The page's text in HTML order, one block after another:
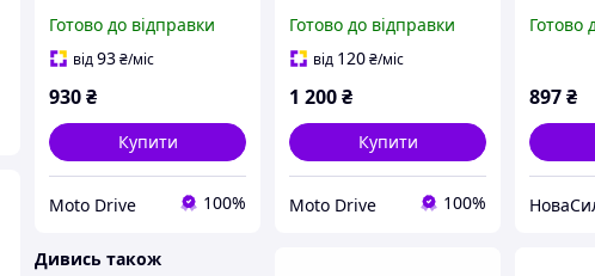
А·год 112×68×85 мм
Готово до відправки
від93₴/міс
930₴
Купити
Moto Drive 100%
А·год 112×68×100 мм
Готово до відправки
від 120₴/міс
1 200₴
Купити
Moto Drive 100%
GEL)
Готово
897₴
Дивись також